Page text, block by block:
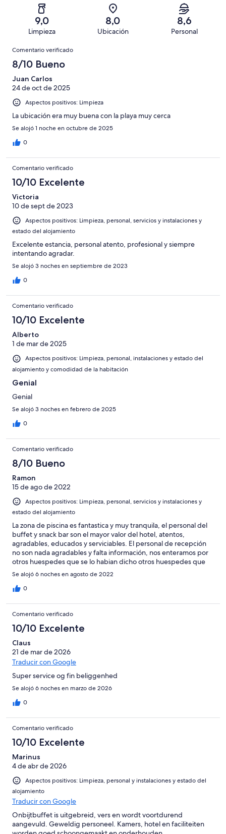
puntuación
puntuación
puntuación
Normal
una
puntuación
Mediocre
196
una
puntuación
de
Horrible
9,0
Limpieza
8,0
Ubicación
8,6
Personal
Comentarios
Comentario verificado
8/10 Bueno
Juan Carlos
24 de oct de 2025
Aspectos positivos: Limpieza
La ubicación era muy buena con la playa muy cerca
Se alojó 1 noche en octubre de 2025
0
Comentario verificado
10/10 Excelente
Victoria
10 de sept de 2023
Aspectos positivos: Limpieza, personal, servicios y instalaciones y
estado del alojamiento
Excelente estancia, personal atento, profesional y siempre
intentando agradar.
Se alojó 3 noches en septiembre de 2023
0
Comentario verificado
10/10 Excelente
Alberto
1 de mar de 2025
Aspectos positivos: Limpieza, personal, instalaciones y estado del
alojamiento y comodidad de la habitación
Genial
Genial
Se alojó 3 noches en febrero de 2025
0
Comentario verificado
8/10 Bueno
Ramon
15 de ago de 2022
Aspectos positivos: Limpieza, personal, servicios y instalaciones y
estado del alojamiento
La zona de piscina es fantastica y muy tranquila, el personal del
buffet y snack bar son el mayor valor del hotel, atentos,
agradables, educados y serviciables. El personal de recepción
no son nada agradables y falta información, nos enteramos por
otros huespedes que se lo habian dicho otros huespedes que
nos correspodia una cena al llevar el todo incluido en el
restaurante mediterraneo. Cuando fuimos a reservar no habia
plazas y al dia siguiente nos marchabamos, no tuvieron ningun
el parking cada cez que entrabamos nos hacian un
interrogatorio y el porterillo estaba a una altura nada razonable
para hacer las gestiones desde el coche, tenias que bajarte del
vehiculo. La comida del buffet para ser un todo incluido solo
adultos es pobre, arroz, pizza y patatas fritas en diferentes
variantes, esa es la base. Muy pequeña la zona y mal repartida
concentraban la zona de calientes en un reducido espacio con
lentas. Si no eres exigente con la comida es muy recomendable
la zona comun es muy agradable.
Se alojó 6 noches en agosto de 2022
0
Comentario verificado
10/10 Excelente
Claus
21 de mar de 2026
Traducir con Google
Super service og fin beliggenhed
Se alojó 6 noches en marzo de 2026
0
Comentario verificado
10/10 Excelente
Marinus
4 de abr de 2026
Aspectos positivos: Limpieza, personal y instalaciones y estado del
alojamiento
Traducir con Google
Onbijtbuffet is uitgebreid, vers en wordt voortdurend
aangevuld. Geweldig personeel. Kamers, hotel en faciliteiten